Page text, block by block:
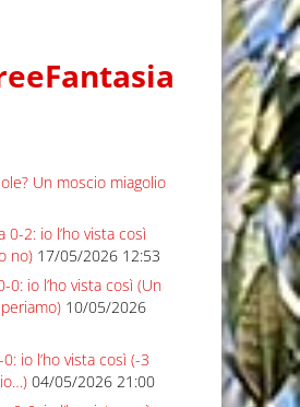
Un moscio miagolio
0-2: io l’ho vista così
no) 17/05/2026 12:53
0: io l’ho vista così (Un
10/05/2026
io l’ho vista così (-3
04/05/2026 21:00